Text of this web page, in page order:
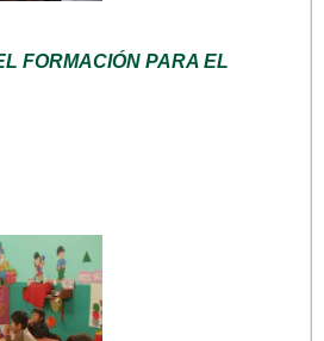
FORMACIÓN PARA EL